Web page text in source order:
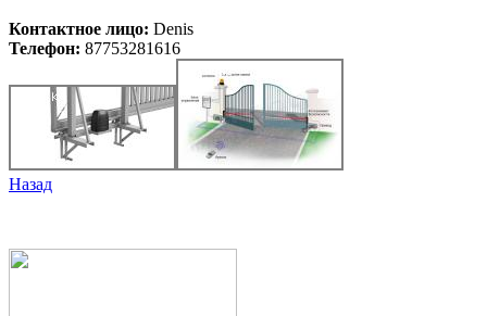
Контактное лицо: Denis
Телефон: 87753281616
Назад